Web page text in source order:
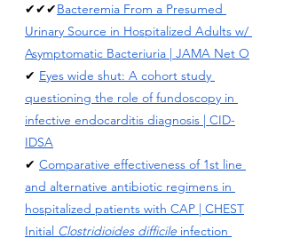
✔✔✔Bacteremia From a Presumed
Urinary Source in Hospitalized Adults w/
Asymptomatic Bacteriuria | JAMA Net O
✔ Eyes wide shut: A cohort study
questioning the role of fundoscopy in
infective endocarditis diagnosis | CID-
IDSA
✔ Comparative effectiveness of 1st line
and alternative antibiotic regimens in
hospitalized patients with CAP | CHEST
Initial Clostridioides difficile infection